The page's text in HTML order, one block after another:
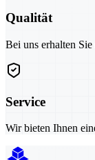
Qualität
Bei uns erhalten
Service
Wir bieten Ihnen